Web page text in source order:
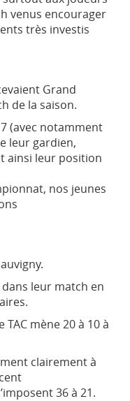
venus encourager
très investis
Grand
de la saison.
(avec notamment
leur gardien,
ainsi leur position
nos jeunes
leur match en
mène 20 à 10 à
clairement à
36 à 21.